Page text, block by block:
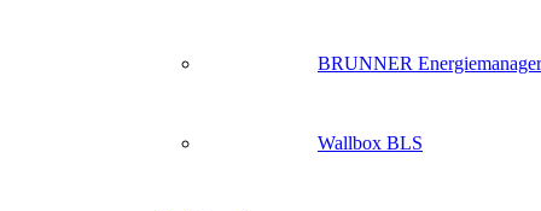
BRUNNER Energiemanager
Wallbox BLS